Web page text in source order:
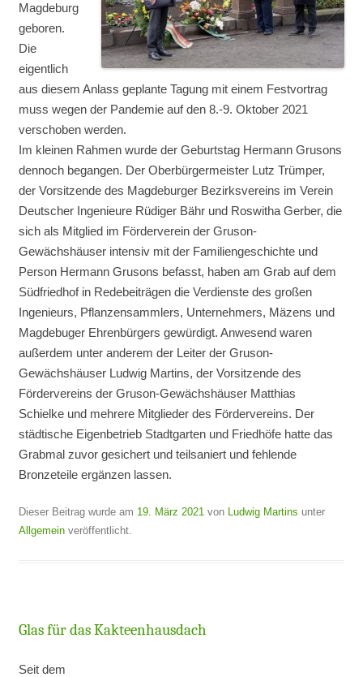
Magdeburg
geboren.
Die
eigentlich
aus diesem Anlass geplante Tagung mit einem Festvortrag
muss wegen der Pandemie auf den 8.-9. Oktober 2021
verschoben werden.
Im kleinen Rahmen wurde der Geburtstag Hermann Grusons
dennoch begangen. Der Oberbürgermeister Lutz Trümper,
der Vorsitzende des Magdeburger Bezirksvereins im Verein
Deutscher Ingenieure Rüdiger Bähr und Roswitha Gerber, die
sich als Mitglied im Förderverein der Gruson-
Gewächshäuser intensiv mit der Familiengeschichte und
Person Hermann Grusons befasst, haben am Grab auf dem
Südfriedhof in Redebeiträgen die Verdienste des großen
Ingenieurs, Pflanzensammlers, Unternehmers, Mäzens und
Magdebuger Ehrenbürgers gewürdigt. Anwesend waren
außerdem unter anderem der Leiter der Gruson-
Gewächshäuser Ludwig Martins, der Vorsitzende des
Fördervereins der Gruson-Gewächshäuser Matthias
Schielke und mehrere Mitglieder des Fördervereins. Der
städtische Eigenbetrieb Stadtgarten und Friedhöfe hatte das
Grabmal zuvor gesichert und teilsaniert und fehlende
Bronzeteile ergänzen lassen.
Dieser Beitrag wurde am 19. März 2021 von Ludwig Martins unter
Allgemein veröffentlicht.
Glas für das Kakteenhausdach
Seit dem